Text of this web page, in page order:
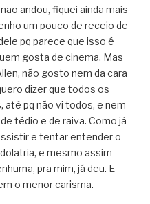
andou, fiquei ainda mais
um pouco de receio de
pq parece que isso é
gosta de cinema. Mas
não gosto nem da cara
dizer que todos os
até pq não vi todos, e nem
tédio e de raiva. Como já
e tentar entender o
e mesmo assim
pra mim, já deu. E
o menor carisma.